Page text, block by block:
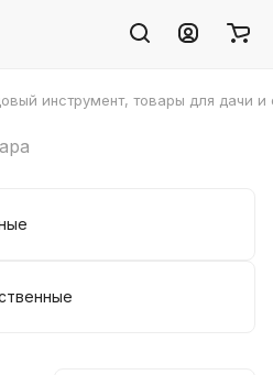
инструмент, товары для дачи и